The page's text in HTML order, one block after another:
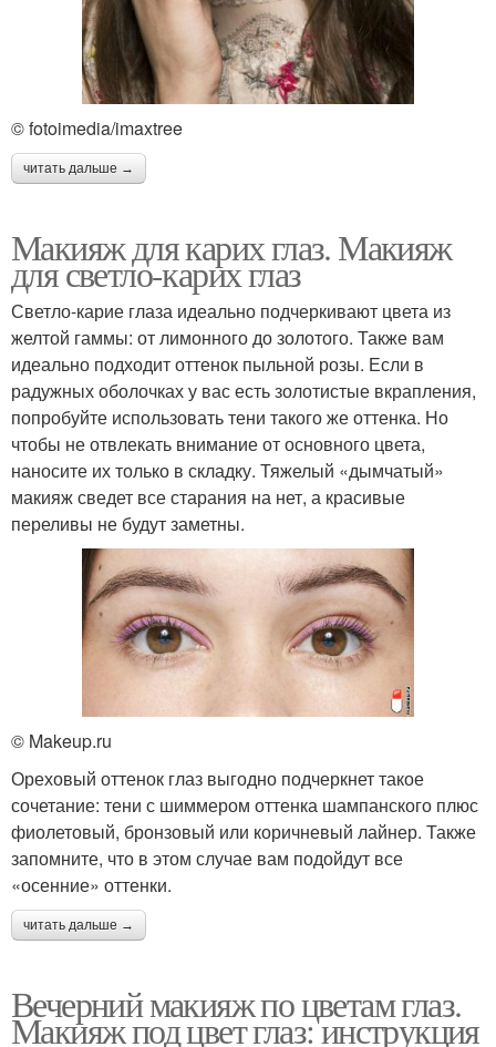
© fotoimedia/imaxtree
читать дальше →
Макияж для карих глаз. Макияж
для светло-карих глаз
Светло-карие глаза идеально подчеркивают цвета из
желтой гаммы: от лимонного до золотого. Также вам
идеально подходит оттенок пыльной розы. Если в
радужных оболочках у вас есть золотистые вкрапления,
попробуйте использовать тени такого же оттенка. Но
чтобы не отвлекать внимание от основного цвета,
наносите их только в складку. Тяжелый «дымчатый»
макияж сведет все старания на нет, а красивые
переливы не будут заметны.
© Makeup.ru
Ореховый оттенок глаз выгодно подчеркнет такое
сочетание: тени с шиммером оттенка шампанского плюс
фиолетовый, бронзовый или коричневый лайнер. Также
запомните, что в этом случае вам подойдут все
«осенние» оттенки.
читать дальше →
Вечерний макияж по цветам глаз.
Макияж под цвет глаз: инструкция